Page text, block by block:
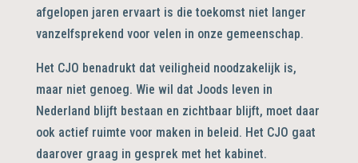
afgelopen jaren ervaart is die toekomst niet langer
vanzelfsprekend voor velen in onze gemeenschap.
Het CJO benadrukt dat veiligheid noodzakelijk is,
maar niet genoeg. Wie wil dat Joods leven in
Nederland blijft bestaan en zichtbaar blijft, moet daar
ook actief ruimte voor maken in beleid. Het CJO gaat
daarover graag in gesprek met het kabinet.